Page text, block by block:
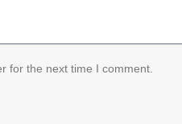
for the next time I comment.